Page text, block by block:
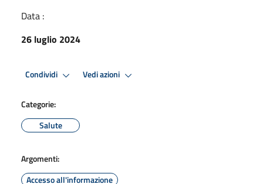
Data :
26 luglio 2024
Condividi Vedi azioni
Categorie:
Salute
Argomenti:
Accesso all'informazione